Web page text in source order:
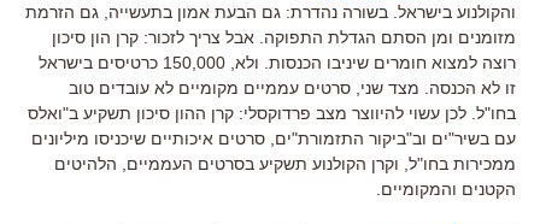
והקולנוע בישראל. בשורה נהדרת: גם הבעת אמון בתעשייה, גם הזרמת
מזומנים ומן הסתם הגדלת התפוקה. אבל צריך לזכור: קרן הון סיכון
רוצה למצוא חומרים שיניבו הכנסות. ולא, 150,000 כרטיסים בישראל
זו לא הכנסה. מצד שני, סרטים עממיים מקומיים לא עובדים טוב
בחו"ל. לכן עשוי להיווצר מצב פרדוקסלי: קרן ההון סיכון תשקיע ב"ואלס
עם בשיר"ים וב"ביקור התזמורת"ים, סרטים איכותיים שיכניסו מיליונים
ממכירות בחו"ל, וקרן הקולנוע תשקיע בסרטים העממיים, הלהיטים
הקטנים והמקומיים.